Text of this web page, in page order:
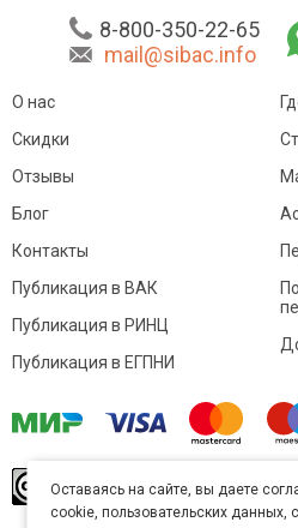
8-800-350-22-65
mail@sibac.info
О нас
Скидки
Отзывы
Блог
Контакты
Публикация в ВАК
Публикация в РИНЦ
Публикация в ЕГПНИ
произведение
Commons
Оставаясь на сайте, вы даете
cookie, пользовательских данных,